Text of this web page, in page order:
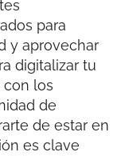
para
y aprovechar
digitalizar tu
con los
de
de estar en
es clave